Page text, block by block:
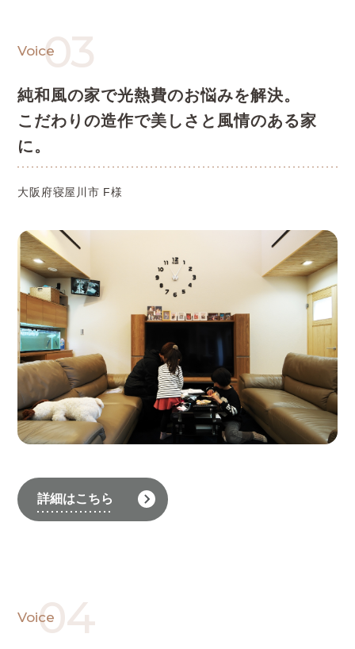
Voice03
純和風の家で光熱費のお悩みを解決。
こだわりの造作で美しさと風情のある家
に。
大阪府寝屋川市 F様
詳細はこちら
Voice04